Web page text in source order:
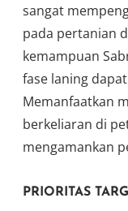
sangat
pada pertanian
kemampuan
fase laning
Memanfaatkan
berkeliaran di
mengamankan
PRIORITAS